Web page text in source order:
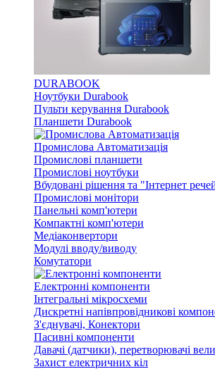
DURABOOK
Ноутбуки Durabook
Пульти керування Durabook
Планшети Durabook
Промислова Автоматизація
Промислові планшети
Промислові ноутбуки
Вбудовані рішення та "Інтернет
Промислові монітори
Панельні комп'ютери
Компактні комп'ютери
Медіаконвертори
Модулі вводу/виводу
Комутатори
Електронні компоненти
Інтегральні мікросхеми
Дискретні напівпровідникові
З'єднувачі, Конектори
Пасивні компоненти
Давачі (датчики), перетворювачі
Захист електричних кіл